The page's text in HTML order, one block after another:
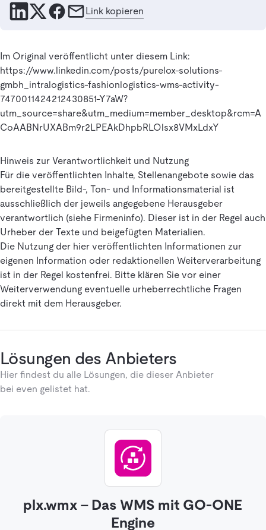
Link kopieren
Im Original veröffentlicht unter diesem Link:
https://www.linkedin.com/posts/purelox-solutions-
gmbh_intralogistics-fashionlogistics-wms-activity-
7470011424212430851-Y7aW?
utm_source=share&utm_medium=member_desktop&rcm=A
CoAABNrUXABm9r2LPEAkDhpbRLOlsx8VMxLdxY
Hinweis zur Verantwortlichkeit und Nutzung
Für die veröffentlichten Inhalte, Stellenangebote sowie das
bereitgestellte Bild-, Ton- und Informationsmaterial ist
ausschließlich der jeweils angegebene Herausgeber
verantwortlich (siehe Firmeninfo). Dieser ist in der Regel auch
Urheber der Texte und beigefügten Materialien.
Die Nutzung der hier veröffentlichten Informationen zur
eigenen Information oder redaktionellen Weiterverarbeitung
ist in der Regel kostenfrei. Bitte klären Sie vor einer
Weiterverwendung eventuelle urheberrechtliche Fragen
direkt mit dem Herausgeber.
Lösungen des Anbieters
Hier findest du alle Lösungen, die dieser Anbieter
bei even gelistet hat.
plx.wmx – Das WMS mit GO-ONE
Engine